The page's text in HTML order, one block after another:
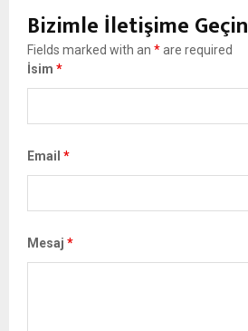
Bizimle İletişime Geçin
Fields marked with an *are required
İsim *
Email *
Mesaj *